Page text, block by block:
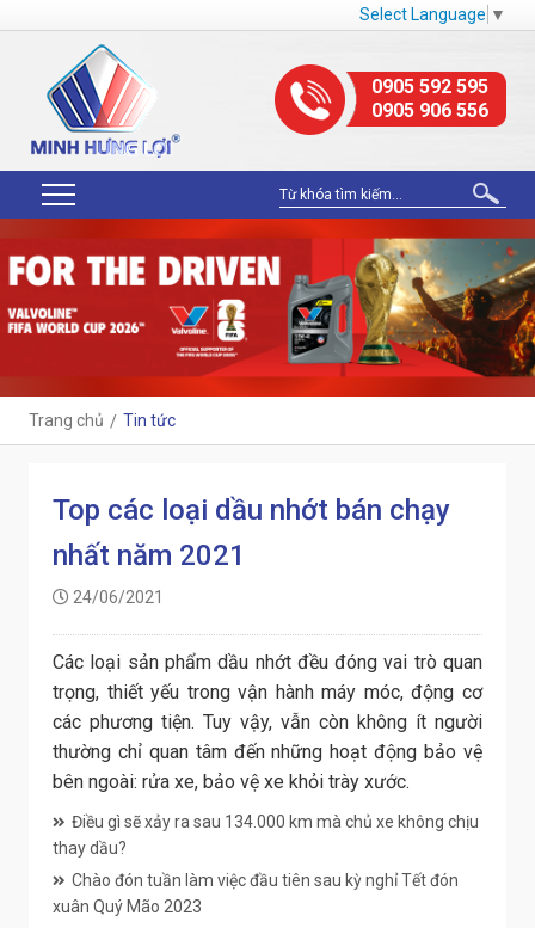
Select Language ▼
0905 592 595
0905 906 556
Trang chủ Tin tức
Top các loại dầu nhớt bán chạy
nhất năm 2021
24/06/2021
Các loại sản phẩm dầu nhớt đều đóng vai trò quan
trọng, thiết yếu trong vận hành máy móc, động cơ
các phương tiện. Tuy vậy, vẫn còn không ít người
thường chỉ quan tâm đến những hoạt động bảo vệ
bên ngoài: rửa xe, bảo vệ xe khỏi trày xước.
Điều gì sẽ xảy ra sau 134.000 km mà chủ xe không chịu
thay dầu?
Chào đón tuần làm việc đầu tiên sau kỳ nghỉ Tết đón
xuân Quý Mão 2023